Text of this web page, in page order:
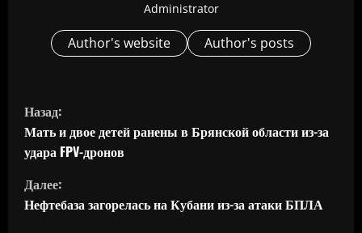
Administrator
Author's website Author's posts
П
р
о
д
Назад:
Мать и двое детей ранены в Брянской области из-за
удара FPV-дронов
Далее:
Нефтебаза загорелась на Кубани из-за атаки БПЛА